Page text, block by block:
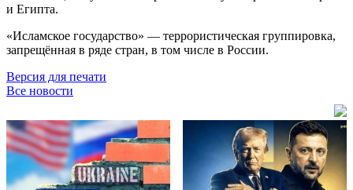
и Египта.
«Исламское государство» — террористическая группировка,
запрещённая в ряде стран, в том числе в России.
Версия для печати
Все новости